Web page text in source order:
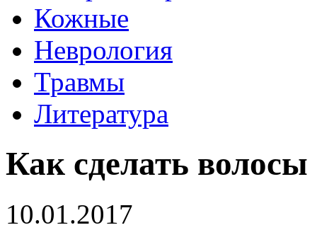
Кожные
Неврология
Травмы
Литература
Как сделать
10.01.2017